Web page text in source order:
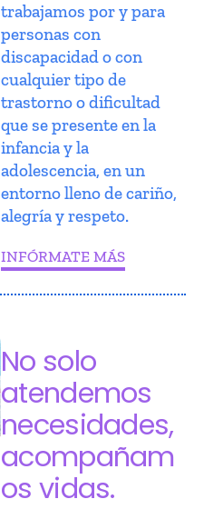
trabajamos por y para
personas con
discapacidad o con
cualquier tipo de
trastorno o dificultad
que se presente en la
infancia y la
adolescencia, en un
entorno lleno de cariño,
alegría y respeto.
INFÓRMATE MÁS
No solo
atendemos
necesidades,
acompañam
os vidas.